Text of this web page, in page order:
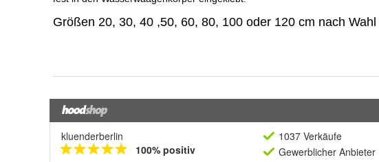
kluenderberlin
100% positiv
1037 Verkäufe
Gewerblicher Anbieter